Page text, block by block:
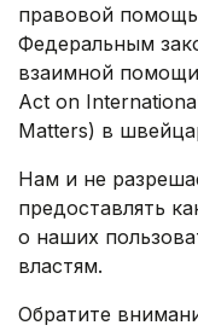
правовой
Федеральным
взаимной
Act on
Matters) в
Нам и не
предоставлять
о наших
властям.
Обратите